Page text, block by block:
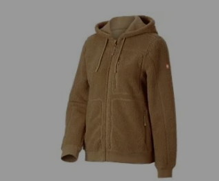
Vezelbont capuchonjack e.s.e:pic,